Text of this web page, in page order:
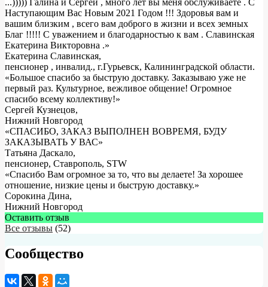
...))))) Галина и Сергей , много лет вы меня обслуживаете . С
Наступающим Вас Новым 2021 Годом !!! Здоровья вам и
вашим близким , всего вам доброго в жизни и всех земных
Благ !!!!! С уважением и благодарностью к вам . Славинская
Екатерина Викторовна .»
Екатерина Славинская,
пенсионер , инвалид., г.Гурьевск, Калининградской области.
«Большое спасибо за быструю доставку. Заказываю уже не
первый раз. Культурное, вежливое общение! Огромное
спасибо всему коллективу!»
Сергей Кузнецов,
Нижний Новгород
«СПАСИБО, ЗАКАЗ ВЫПОЛНЕН ВОВРЕМЯ, БУДУ
ЗАКАЗЫВАТЬ У ВАС»
Татьяна Даскало,
пенсионер, Ставрополь, STW
«Спасибо Вам огромное за то, что вы делаете! За хорошее
отношение, низкие цены и быструю доставку.»
Сорокина Дина,
Нижний Новгород
Оставить отзыв
Все отзывы (52)
Сообщество